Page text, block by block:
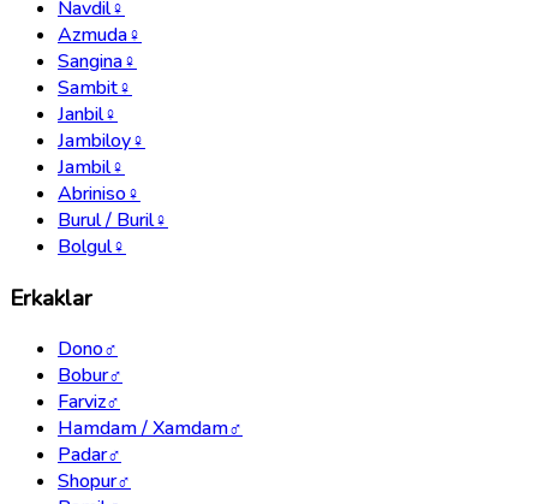
Navdil♀
Azmuda♀
Sangina♀
Sambit♀
Janbil♀
Jambiloy♀
Jambil♀
Abriniso♀
Burul / Buril♀
Bolgul♀
Erkaklar
Dono♂
Bobur♂
Farviz♂
Hamdam / Xamdam♂
Padar♂
Shopur♂